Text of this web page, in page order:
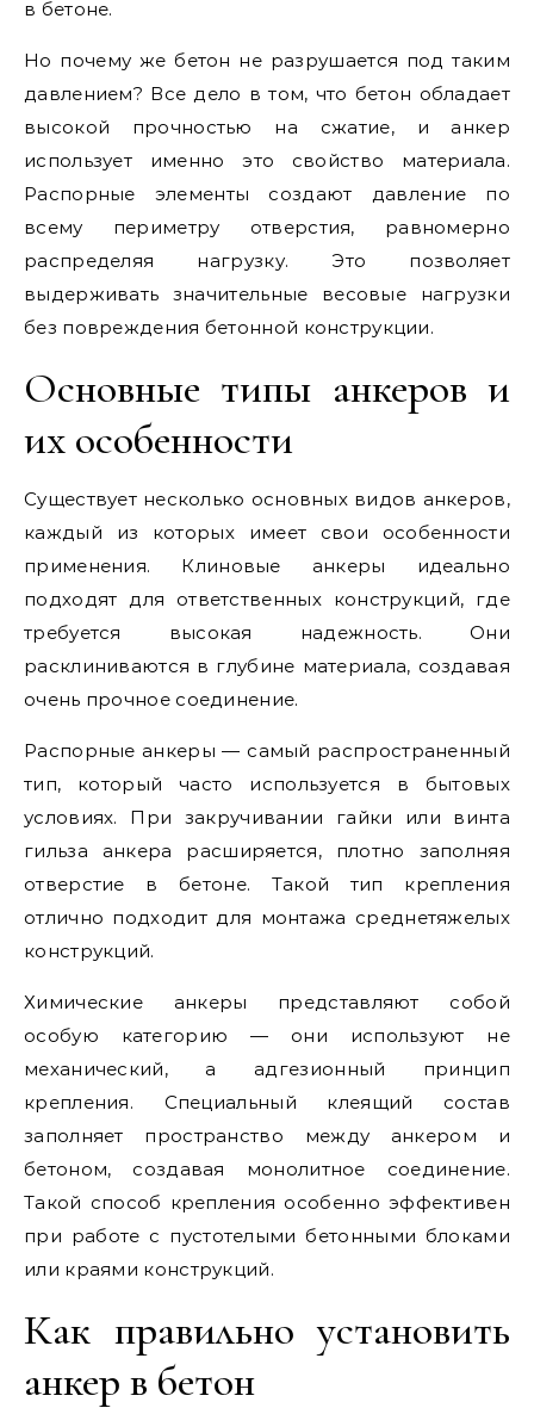
в бетоне.
Но почему же бетон не разрушается под таким
давлением? Все дело в том, что бетон обладает
высокой прочностью на сжатие, и анкер
использует именно это свойство материала.
Распорные элементы создают давление по
всему периметру отверстия, равномерно
распределяя нагрузку. Это позволяет
выдерживать значительные весовые нагрузки
без повреждения бетонной конструкции.
Основные типы анкеров и
их особенности
Существует несколько основных видов анкеров,
каждый из которых имеет свои особенности
применения. Клиновые анкеры идеально
подходят для ответственных конструкций, где
требуется высокая надежность. Они
расклиниваются в глубине материала, создавая
очень прочное соединение.
Распорные анкеры — самый распространенный
тип, который часто используется в бытовых
условиях. При закручивании гайки или винта
гильза анкера расширяется, плотно заполняя
отверстие в бетоне. Такой тип крепления
отлично подходит для монтажа среднетяжелых
конструкций.
Химические анкеры представляют собой
особую категорию — они используют не
механический, а адгезионный принцип
крепления. Специальный клеящий состав
заполняет пространство между анкером и
бетоном, создавая монолитное соединение.
Такой способ крепления особенно эффективен
при работе с пустотелыми бетонными блоками
или краями конструкций.
Как правильно установить
анкер в бетон